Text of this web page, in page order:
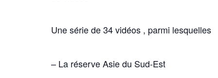
Une série de 34 vidéos , parmi lesquelles
– La réserve Asie du Sud-Est